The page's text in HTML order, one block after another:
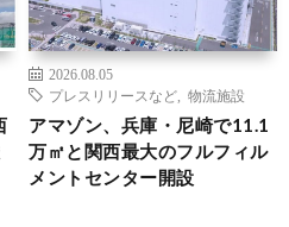
2026.08.05
プレスリリースなど
物流施設
アマゾン、兵庫・尼崎で11.1
万㎡と関西最大のフルフィル
メントセンター開設